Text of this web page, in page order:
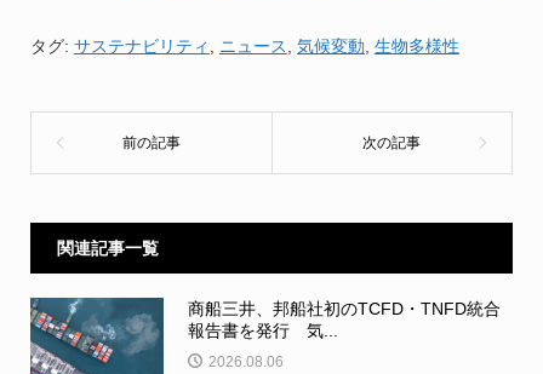
タグ: サステナビリティ ニュース 気候変動 生物多様性
関連記事一覧
商船三井、邦船社初のTCFD・TNFD統合
報告書を発行 気...
2026.08.06